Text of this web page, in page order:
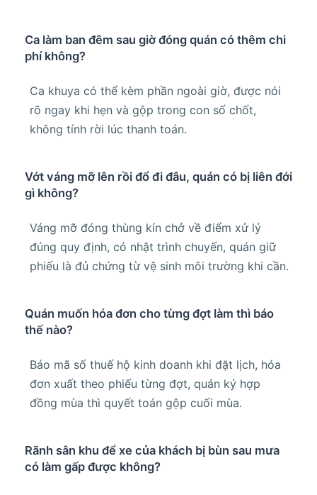
Ca làm ban đêm sau giờ đóng quán có thêm chi
phí không?
Ca khuya có thể kèm phần ngoài giờ, được nói
rõ ngay khi hẹn và gộp trong con số chốt,
không tính rời lúc thanh toán.
Vớt váng mỡ lên rồi đổ đi đâu, quán có bị liên đới
gì không?
Váng mỡ đóng thùng kín chở về điểm xử lý
đúng quy định, có nhật trình chuyến, quán giữ
phiếu là đủ chứng từ vệ sinh môi trường khi cần.
Quán muốn hóa đơn cho từng đợt làm thì báo
thế nào?
Báo mã số thuế hộ kinh doanh khi đặt lịch, hóa
đơn xuất theo phiếu từng đợt, quán ký hợp
đồng mùa thì quyết toán gộp cuối mùa.
Rãnh sân khu để xe của khách bị bùn sau mưa
có làm gấp được không?